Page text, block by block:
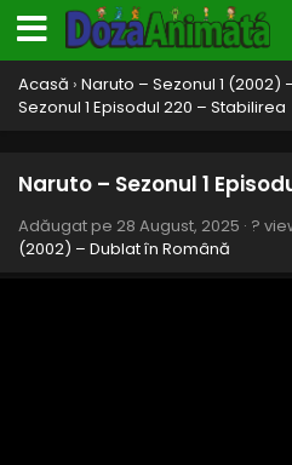
Acasă › Naruto – Sezonul 1 (2002)
Sezonul 1 Episodul 220 – Stabilirea
Naruto – Sezonul 1
Adăugat pe 28 August, 2025 · ?
(2002) – Dublat în Română